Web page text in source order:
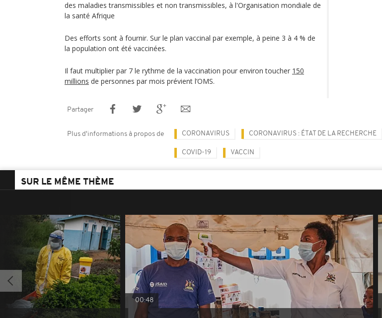
des maladies transmissibles et non transmissibles, à l'Organisation mondiale de
la santé Afrique
Des efforts sont à fournir. Sur le plan vaccinal par exemple, à peine 3 à 4 % de
la population ont été vaccinées.
Il faut multiplier par 7 le rythme de la vaccination pour environ toucher 150
millions de personnes par mois prévient l’OMS.
Partager
Plus d'informations à propos de CORONAVIRUS CORONAVIRUS : ÉTAT DE LA RECHERCHE
COVID-19 VACCIN
SUR LE MÊME THÈME
00:48